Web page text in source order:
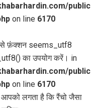
public
on line 6170
फ़ंक्शन seems_utf8
का उपयोग करें। in
public
on line 6170
लगता है कि रैंचो जैसा